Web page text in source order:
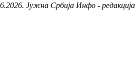
Јужна Србија Инфо - редакција